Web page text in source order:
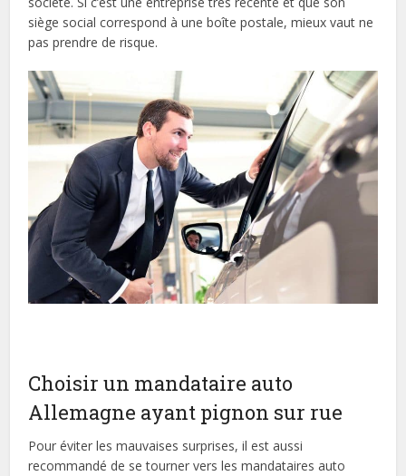
siège social correspond à une boîte postale, mieux vaut ne
pas prendre de risque.
Choisir un mandataire auto
Allemagne ayant pignon sur rue
Pour éviter les mauvaises surprises, il est aussi
recommandé de se tourner vers les mandataires auto